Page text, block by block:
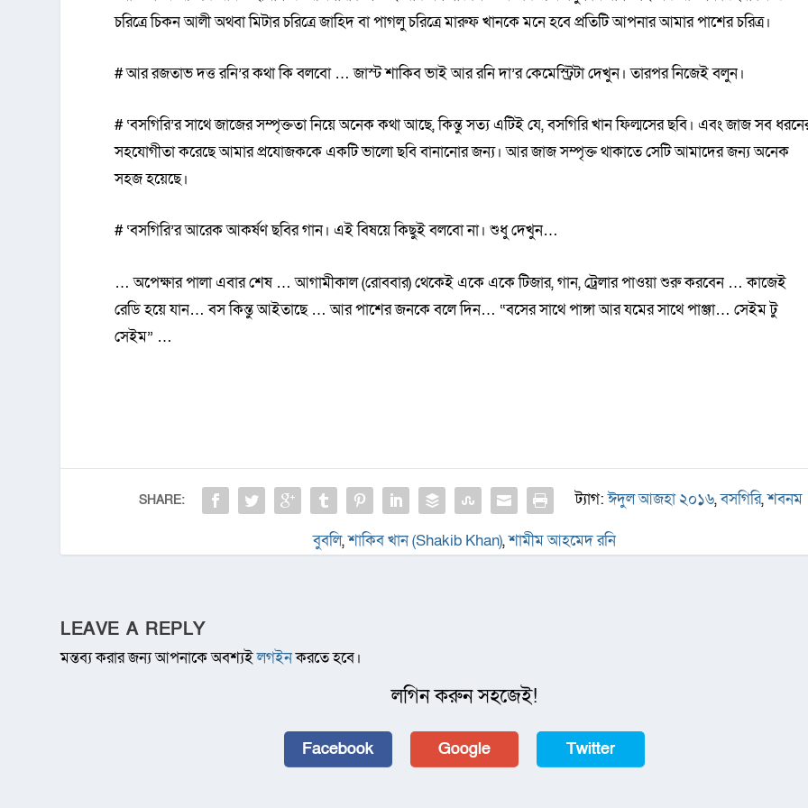
চরিত্রে চিকন আলী অথবা মিটার চরিত্রে জাহিদ বা পাগলু চরিত্রে মারুফ খানকে মনে হবে প্রতিটি আপনার আমার পাশের চরিত্র।
# আর রজতাভ দত্ত রনি’র কথা কি বলবো … জাস্ট শাকিব ভাই আর রনি দা’র কেমেস্ট্রিটা দেখুন। তারপর নিজেই বলুন।
# ‘বসগিরি’র সাথে জাজের সম্পৃক্ততা নিয়ে অনেক কথা আছে, কিন্তু সত্য এটিই যে, বসগিরি খান ফিল্মসের ছবি। এবং জাজ সব
সহযোগীতা করেছে আমার প্রযোজককে একটি ভালো ছবি বানানোর জন্য। আর জাজ সম্পৃক্ত থাকাতে সেটি আমাদের জন্য অনেক
সহজ হয়েছে।
# ‘বসগিরি’র আরেক আকর্ষণ ছবির গান। এই বিষয়ে কিছুই বলবো না। শুধু দেখুন…
… অপেক্ষার পালা এবার শেষ … আগামীকাল (রোববার) থেকেই একে একে টিজার, গান, ট্রেলার পাওয়া শুরু করবেন … কাজেই
রেডি হয়ে যান… বস কিন্তু আইতাছে … আর পাশের জনকে বলে দিন… “বসের সাথে পাঙ্গা আর যমের সাথে পাঞ্জা… সেইম টু
সেইম” …
SHARE: ট্যাগ:ঈদুল আজহা ২০১৬,বসগিরি,শবনম
বুবলি,শাকিব খান (Shakib Khan),শামীম আহমেদ রনি
LEAVE A REPLY
মন্তব্য করার জন্য আপনাকে অবশ্যইলগইনকরতে হবে।
লগিন করুন সহজেই!
Facebook Google Twitter